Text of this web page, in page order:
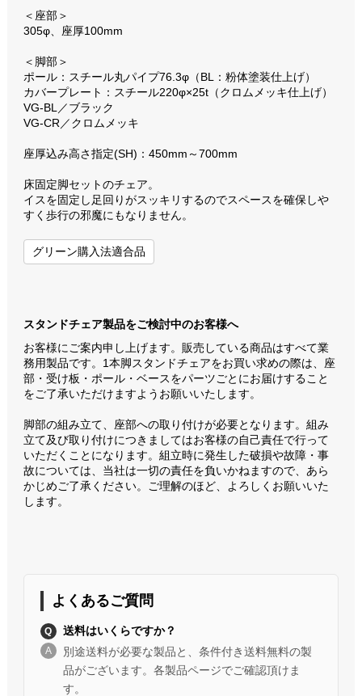
＜座部＞
305φ、座厚100mm
＜脚部＞
ポール：スチール丸パイプ76.3φ（BL：粉体塗装仕上げ）
カバープレート：スチール220φ×25t（クロムメッキ仕上げ）
VG-BL／ブラック
VG-CR／クロムメッキ
座厚込み高さ指定(SH)：450mm～700mm
床固定脚セットのチェア。
イスを固定し足回りがスッキリするのでスペースを確保しや
すく歩行の邪魔にもなりません。
グリーン購入法適合品
スタンドチェア製品をご検討中のお客様へ
お客様にご案内申し上げます。販売している商品はすべて業
務用製品です。1本脚スタンドチェアをお買い求めの際は、座
部・受け板・ポール・ベースをパーツごとにお届けすること
をご了承いただけますようお願いいたします。
脚部の組み立て、座部への取り付けが必要となります。組み
立て及び取り付けにつきましてはお客様の自己責任で行って
いただくことになります。組立時に発生した破損や故障・事
故については、当社は一切の責任を負いかねますので、あら
かじめご了承ください。ご理解のほど、よろしくお願いいた
します。
よくあるご質問
送料はいくらですか？
別途送料が必要な製品と、条件付き送料無料の製
品がございます。各製品ページでご確認頂けま
す。